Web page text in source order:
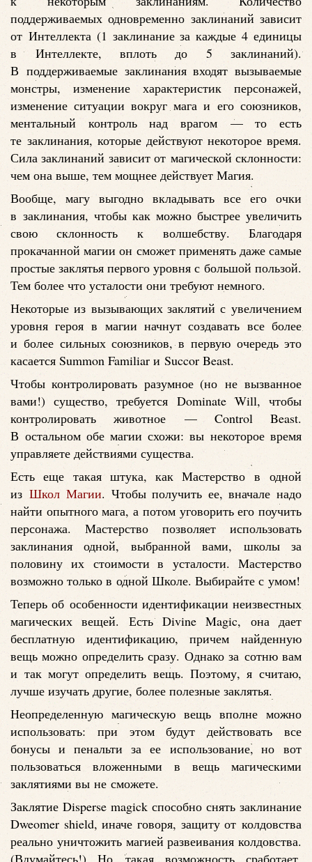
поддерживаемых одновременно заклинаний зависит
от Интеллекта (1 заклинание за каждые 4 единицы
в Интеллекте, вплоть до 5 заклинаний).
В поддерживаемые заклинания входят вызываемые
монстры, изменение характеристик персонажей,
изменение ситуации вокруг мага и его союзников,
ментальный контроль над врагом — то есть
те заклинания, которые действуют некоторое время.
Сила заклинаний зависит от магической склонности:
чем она выше, тем мощнее действует Магия.
Вообще, магу выгодно вкладывать все его очки
в заклинания, чтобы как можно быстрее увеличить
свою склонность к волшебству. Благодаря
прокачанной магии он сможет применять даже самые
простые заклятья первого уровня с большой пользой.
Тем более что усталости они требуют немного.
Некоторые из вызывающих заклятий с увеличением
уровня героя в магии начнут создавать все более
и более сильных союзников, в первую очередь это
касается Summon Familiar и Succor Beast.
Чтобы контролировать разумное (но не вызванное
вами!) существо, требуется Dominate Will, чтобы
контролировать животное — Control Beast.
В остальном обе магии схожи: вы некоторое время
управляете действиями существа.
Есть еще такая штука, как Мастерство в одной
из Школ Магии. Чтобы получить ее, вначале надо
найти опытного мага, а потом уговорить его поучить
персонажа. Мастерство позволяет использовать
заклинания одной, выбранной вами, школы за
половину их стоимости в усталости. Мастерство
возможно только в одной Школе. Выбирайте с умом!
Теперь об особенности идентификации неизвестных
магических вещей. Есть Divine Magic, она дает
бесплатную идентификацию, причем найденную
вещь можно определить сразу. Однако за сотню вам
и так могут определить вещь. Поэтому, я считаю,
лучше изучать другие, более полезные заклятья.
Неопределенную магическую вещь вполне можно
использовать: при этом будут действовать все
бонусы и пенальти за ее использование, но вот
пользоваться вложенными в вещь магическими
заклятиями вы не сможете.
Заклятие Disperse magick способно снять заклинание
Dweomer shield, иначе говоря, защиту от колдовства
реально уничтожить магией развеивания колдовства.
(Вдумайтесь!) Но такая возможность сработает,